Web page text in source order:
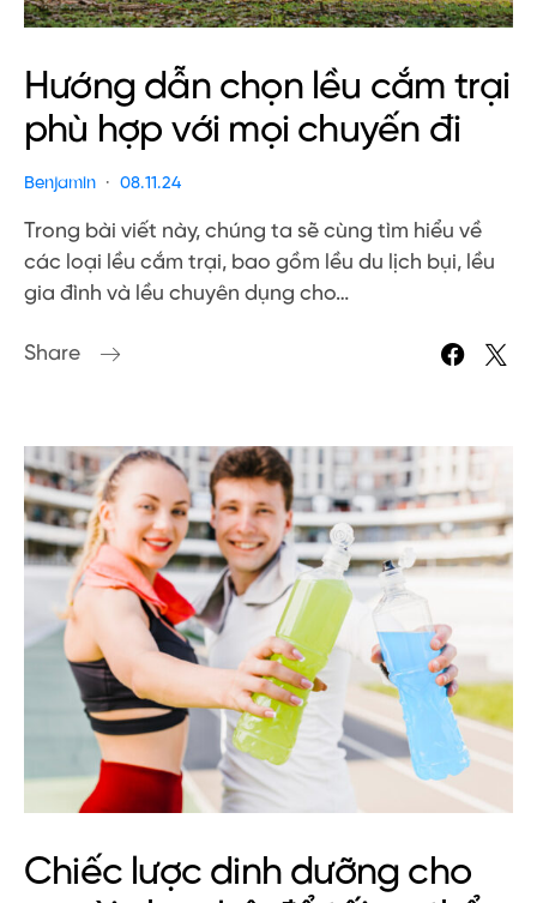
Hướng dẫn chọn lều cắm trại
phù hợp với mọi chuyến đi
Benjamin 08.11.24
Trong bài viết này, chúng ta sẽ cùng tìm hiểu về
các loại lều cắm trại, bao gồm lều du lịch bụi, lều
gia đình và lều chuyên dụng cho…
Share
Chiếc lược dinh dưỡng cho